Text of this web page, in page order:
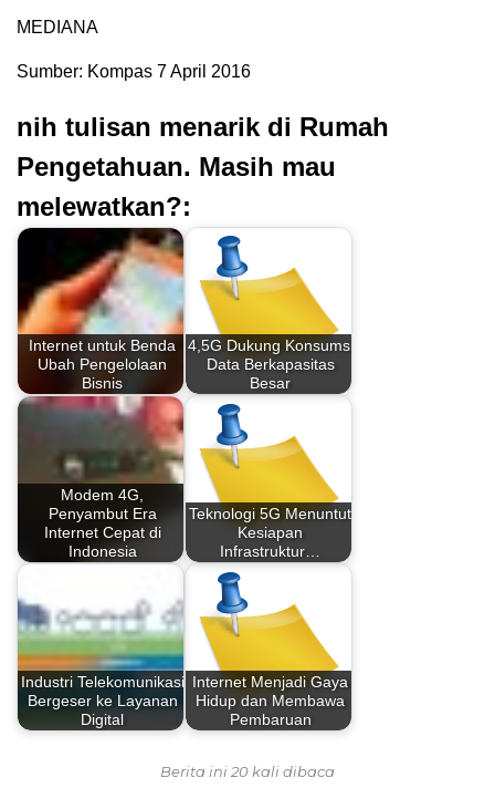
MEDIANA
Sumber: Kompas 7 April 2016
nih tulisan menarik di Rumah
Pengetahuan. Masih mau
melewatkan?:
Internet untuk Benda
Ubah Pengelolaan
Bisnis
4,5G Dukung Konsumsi
Data Berkapasitas
Besar
Modem 4G,
Penyambut Era
Internet Cepat di
Indonesia
Teknologi 5G Menuntut
Kesiapan
Infrastruktur…
Industri Telekomunikasi
Bergeser ke Layanan
Digital
Internet Menjadi Gaya
Hidup dan Membawa
Pembaruan
Berita ini 20 kali dibaca